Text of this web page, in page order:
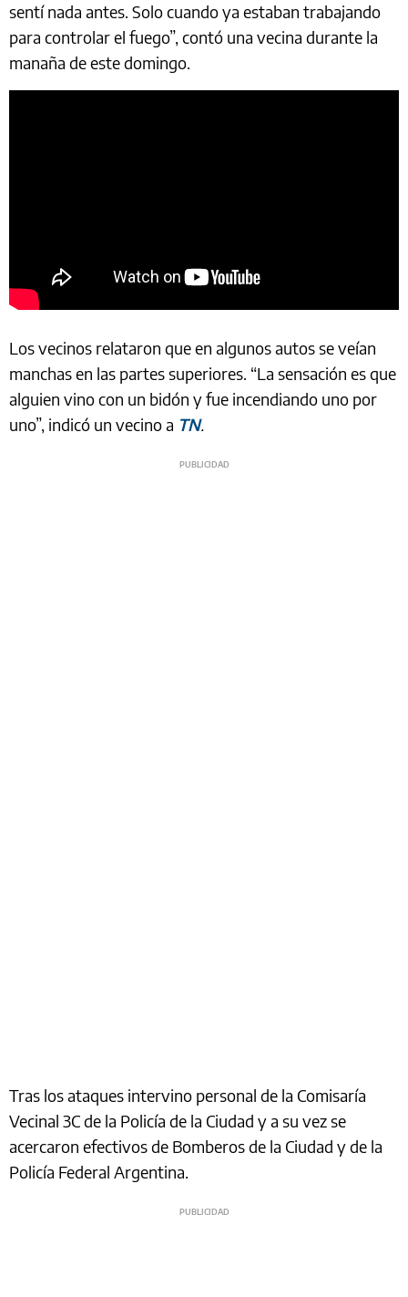
sentí nada antes. Solo cuando ya estaban trabajando
para controlar el fuego”, contó una vecina durante la
manaña de este domingo.
Los vecinos relataron que en algunos autos se veían
manchas en las partes superiores. “La sensación es que
alguien vino con un bidón y fue incendiando uno por
uno”, indicó un vecino a TN.
Tras los ataques intervino personal de la Comisaría
Vecinal 3C de la Policía de la Ciudad y a su vez se
acercaron efectivos de Bomberos de la Ciudad y de la
Policía Federal Argentina.